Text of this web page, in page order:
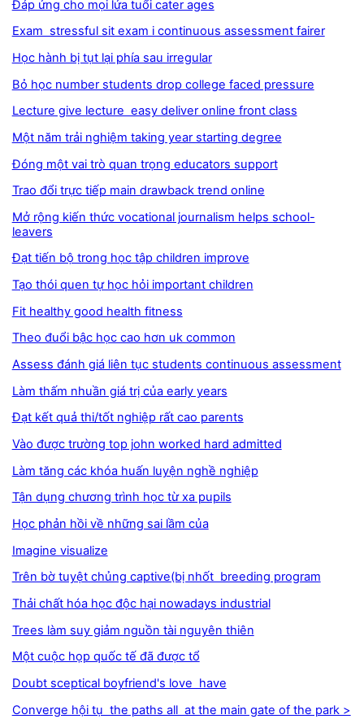
Đáp ứng cho mọi lứa tuổi cater ages
Exam stressful sit exam i continuous assessment fairer
Học hành bị tụt lại phía sau irregular
Bỏ học number students drop college faced pressure
Lecture give lecture easy deliver online front class
Một năm trải nghiệm taking year starting degree
Đóng một vai trò quan trọng educators support
Trao đổi trực tiếp main drawback trend online
Mở rộng kiến thức vocational journalism helps school-
leavers
Đạt tiến bộ trong học tập children improve
Tạo thói quen tự học hỏi important children
Fit healthy good health fitness
Theo đuổi bậc học cao hơn uk common
Assess đánh giá liên tục students continuous assessment
Làm thấm nhuần giá trị của early years
Đạt kết quả thi/tốt nghiệp rất cao parents
Vào được trường top john worked hard admitted
Làm tăng các khóa huấn luyện nghề nghiệp
Tận dụng chương trình học từ xa pupils
Học phản hồi về những sai lầm của
Imagine visualize
Trên bờ tuyệt chủng captive(bị nhốt breeding program
Thải chất hóa học độc hại nowadays industrial
Trees làm suy giảm nguồn tài nguyên thiên
Một cuộc họp quốc tế đã được tổ
Doubt sceptical boyfriend's love have
Converge hội tụ the paths all at the main gate of the park >